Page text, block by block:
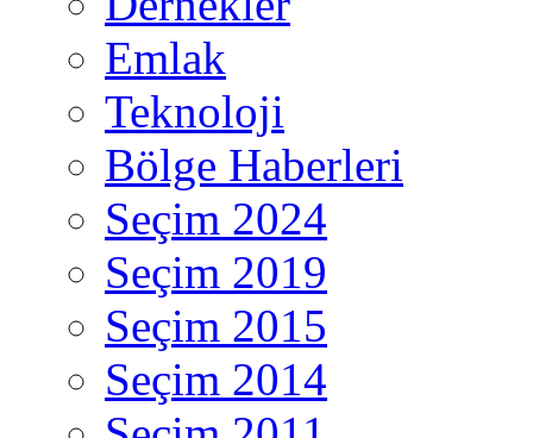
Emlak
Teknoloji
Bölge Haberleri
Seçim 2024
Seçim 2019
Seçim 2015
Seçim 2014